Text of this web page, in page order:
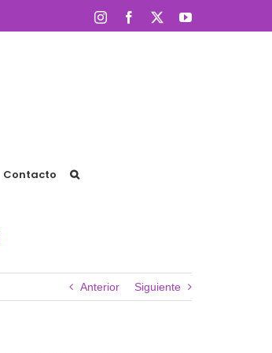
InstagramFacebook YouTube
Contacto
Anterior Siguiente